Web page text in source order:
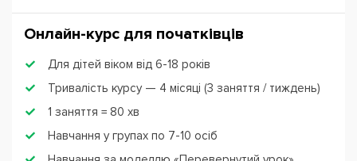
Онлайн-курс для початківців
Для дітей віком від 6-18 років
Тривалість курсу — 4 місяці (3 заняття / тиждень)
1 заняття = 80 хв
Навчання у групах по 7-10 осіб